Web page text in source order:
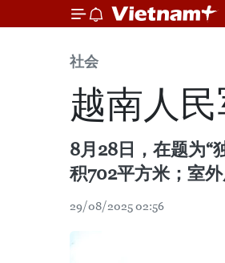
社会
越南人
8月28日，在题为“
积702平方米；室
29/08/2025 02:56